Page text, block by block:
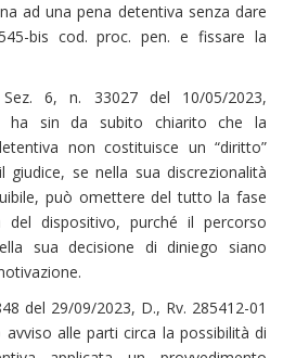
ad una pena detentiva senza dare
bis cod. proc. pen. e fissare la
6, n. 33027 del 10/05/2023,
ha sin da subito chiarito che la
non costituisce un “diritto”
giudice, se nella sua discrezionalità
può omettere del tutto la fase
del dispositivo, purché il percorso
sua decisione di diniego siano
del 29/09/2023, D., Rv. 285412-01
avviso alle parti circa la possibilità di